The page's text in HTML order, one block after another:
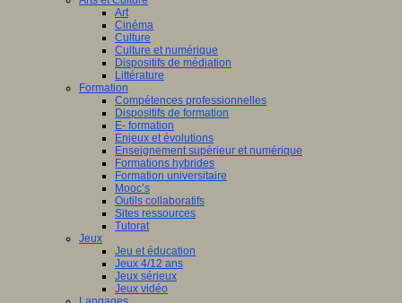
Art
Cinéma
Culture
Culture et numérique
Dispositifs de médiation
Littérature
Formation
Compétences professionnelles
Dispositifs de formation
E- formation
Enjeux et évolutions
Enseignement supérieur et numérique
Formations hybrides
Formation universitaire
Mooc’s
Outils collaboratifs
Sites ressources
Tutorat
Jeux
Jeu et éducation
Jeux 4/12 ans
Jeux sérieux
Jeux vidéo